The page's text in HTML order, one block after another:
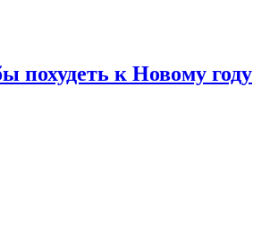
похудеть к Новому году